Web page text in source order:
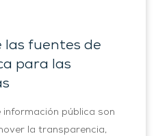
las fuentes de
para las
información pública son
la transparencia,